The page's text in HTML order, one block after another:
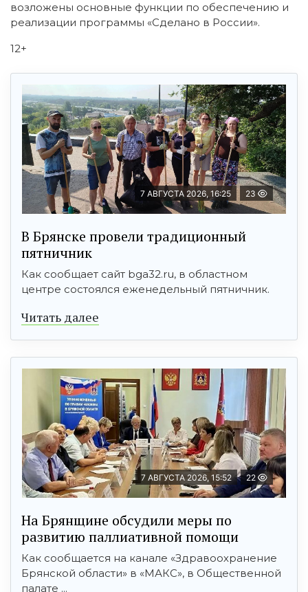
возложены основные функции по обеспечению и
реализации программы «Сделано в России».
12+
7 АВГУСТА 2026, 16:25 23
В Брянске провели традиционный
пятничник
Как сообщает сайт bga32.ru, в областном
центре состоялся еженедельный пятничник.
Читать далее
7 АВГУСТА 2026, 15:52 22
На Брянщине обсудили меры по
развитию паллиативной помощи
Как сообщается на канале «Здравоохранение
Брянской области» в «МАКС», в Общественной
палате ...